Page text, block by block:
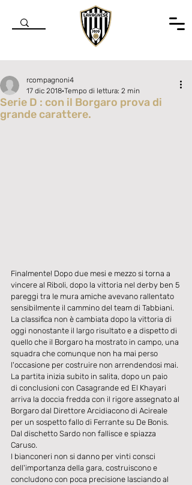
Serie D : con il Borgaro prova di
grande carattere.
rcompagnoni4
17 dic 2018 Tempo di lettura: 2 min
Finalmente! Dopo due mesi e mezzo si torna a
vincere al Riboli, dopo la vittoria nel derby ben 5
pareggi tra le mura amiche avevano rallentato
sensibilmente il cammino del team di Tabbiani.
La classifica non è cambiata dopo la vittoria di
oggi nonostante il largo risultato e a dispetto di
quello che il Borgaro ha mostrato in campo, una
squadra che comunque non ha mai perso
l'occasione per costruire non arrendendosi mai.
La partita inizia subito in salita, dopo un paio
di conclusioni con Casagrande ed El Khayari
arriva la doccia fredda con il rigore assegnato al
Borgaro dal Direttore Arcidiacono di Acireale
per un sospetto fallo di Ferrante su De Bonis.
Dal dischetto Sardo non fallisce e spiazza
Caruso.
I bianconeri non si danno per vinti consci
dell'importanza della gara, costruiscono e
concludono con poca precisione lasciando al